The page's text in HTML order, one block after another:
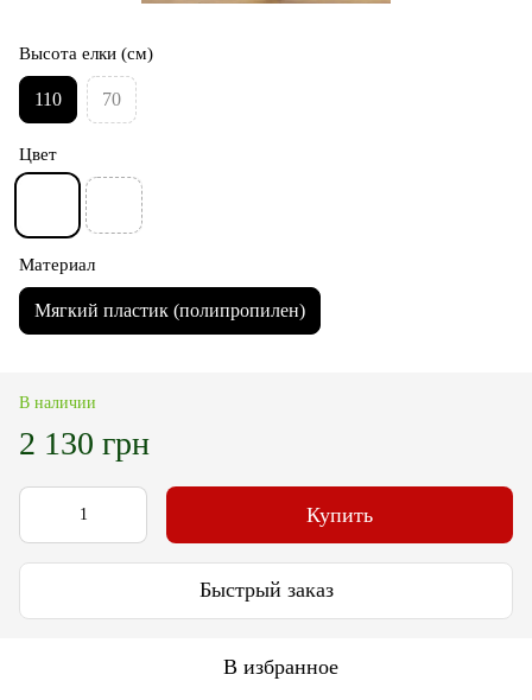
Высота елки (см)
110 70
Цвет
Материал
Мягкий пластик (полипропилен)
В наличии
2 130 грн
Купить
Быстрый заказ
В избранное